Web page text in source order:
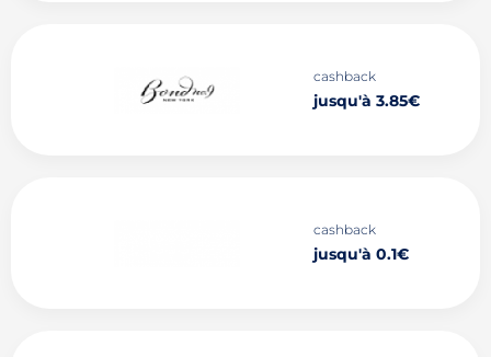
cashback
jusqu'à 3.85€
cashback
jusqu'à 0.1€